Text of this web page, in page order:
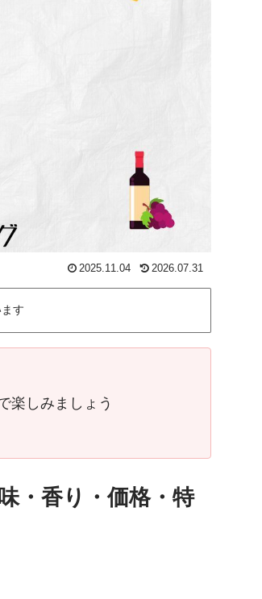
2025.11.04 2026.07.31
す
楽しみましょう
・香り・価格・特